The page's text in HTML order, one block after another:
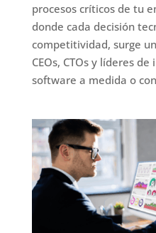
procesos críticos de tu
donde cada decisión
competitividad, surge
CEOs, CTOs y líderes
software a medida o